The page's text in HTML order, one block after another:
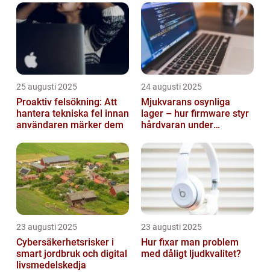
25 augusti 2025
Proaktiv felsökning: Att
hantera tekniska fel innan
användaren märker dem
24 augusti 2025
Mjukvarans osynliga
lager – hur firmware styr
hårdvaran under
23 augusti 2025
Cybersäkerhetsrisker i
smart jordbruk och digital
livsmedelskedja
23 augusti 2025
Hur fixar man problem
med dåligt ljudkvalitet?